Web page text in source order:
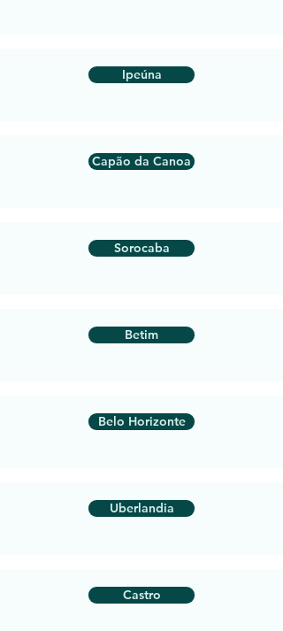
Ipeúna
Capão da Canoa
Sorocaba
Betim
Belo Horizonte
Uberlandia
Castro